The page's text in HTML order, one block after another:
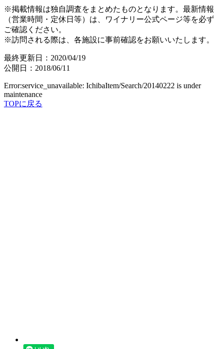
※掲載情報は独自調査をまとめたものとなります。最新情報
（営業時間・定休日等）は、ワイナリー公式ページ等を必ず
ご確認ください。
※訪問される際は、各施設に事前確認をお願いいたします。
最終更新日：2020/04/19
公開日：2018/06/11
Error:service_unavailable: IchibaItem/Search/20140222 is under
maintenance
TOPに戻る